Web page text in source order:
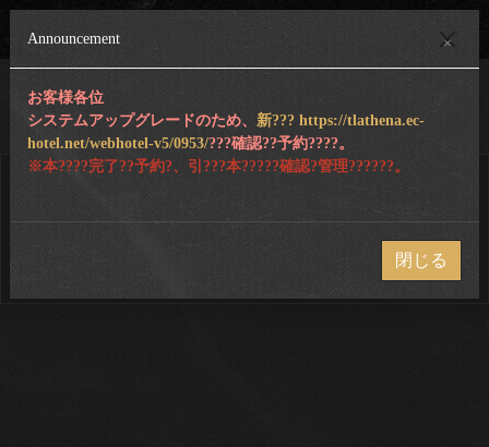
予約クエリ
Announcement ×
お客様各位
システムアップグレードのため、 新??? https://tlathena.ec-
hotel.net/webhotel-v5/0953/???確認??予約????。
※本????完了??予約?、引???本?????確認?管理??????。
閉じる